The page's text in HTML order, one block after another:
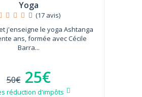
Yoga
(17 avis)
j'enseigne le yoga Ashtanga
ans, formée avec Cécile
Barra...
50€ 25€
réduction d'impôts